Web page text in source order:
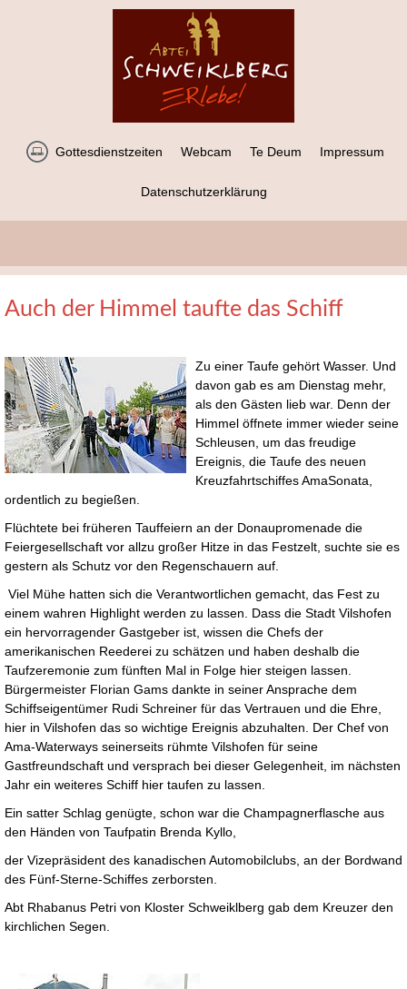
Gottesdienstzeiten Webcam Te Deum Impressum
Datenschutzerklärung
Auch der Himmel taufte das Schiff
Zu einer Taufe gehört Wasser. Und
davon gab es am Dienstag mehr,
als den Gästen lieb war. Denn der
Himmel öffnete immer wieder seine
Schleusen, um das freudige
Ereignis, die Taufe des neuen
Kreuzfahrtschiffes AmaSonata,
ordentlich zu begießen.
Flüchtete bei früheren Tauffeiern an der Donaupromenade die
Feiergesellschaft vor allzu großer Hitze in das Festzelt, suchte sie es
gestern als Schutz vor den Regenschauern auf.
Viel Mühe hatten sich die Verantwortlichen gemacht, das Fest zu
einem wahren Highlight werden zu lassen. Dass die Stadt Vilshofen
ein hervorragender Gastgeber ist, wissen die Chefs der
amerikanischen Reederei zu schätzen und haben deshalb die
Taufzeremonie zum fünften Mal in Folge hier steigen lassen.
Bürgermeister Florian Gams dankte in seiner Ansprache dem
Schiffseigentümer Rudi Schreiner für das Vertrauen und die Ehre,
hier in Vilshofen das so wichtige Ereignis abzuhalten. Der Chef von
Ama-Waterways seinerseits rühmte Vilshofen für seine
Gastfreundschaft und versprach bei dieser Gelegenheit, im nächsten
Jahr ein weiteres Schiff hier taufen zu lassen.
Ein satter Schlag genügte, schon war die Champagnerflasche aus
den Händen von Taufpatin Brenda Kyllo,
der Vizepräsident des kanadischen Automobilclubs, an der Bordwand
des Fünf-Sterne-Schiffes zerborsten.
Abt Rhabanus Petri von Kloster Schweiklberg gab dem Kreuzer den
kirchlichen Segen.